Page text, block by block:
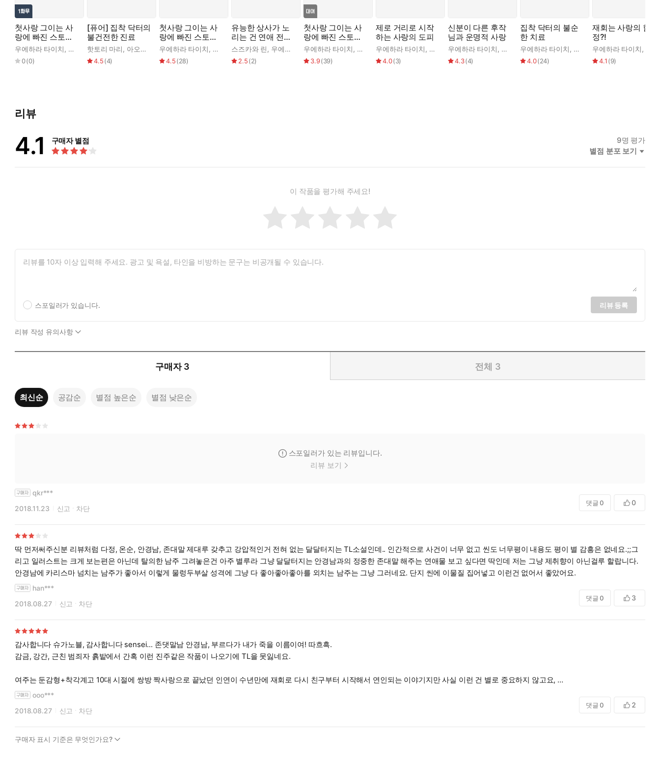
“리리카. 저는 당신의 마음에 욕정 하는 거예요. 화장하든 안 하든, 후와 리리카라는 여자가 절 이렇게 만든다는 걸 기억해 주세요.”
마코토의 목소리에, 표정에, 흐트러진 와이셔츠와 느슨하게 풀린 넥타이에 색향이 듬뿍 묻어 나왔다.
리리카는 마지막 저항을 하듯 입을 열었다.
“하다못해……안경이라도 벗어 줘……!”
연인이 이런 자신을 귀여워한다니 믿어지지 않는다.
하지만 마코토는 녹아내릴 듯한 미소를 지으며 ‘귀여워요, 리리카.’ 하고 속삭였다.
“절 미치게 만드는 사람은 당신뿐이에요.”
그녀의 비밀을 알고 있는 유일한 사람은, 삼 년 전에 우연히 재회한 마코토뿐이었다.
그 누구에게도 절대 보여 주지 않던 리리카의 쌩얼이었지만, 결국 남자친구에게 들켜 차이고 말았다.
슈가 노블 SUGAR NOVEL
첫사랑 그이는 사
랑에 빠진 스토
커?! [스크롤]
우에하라 타이치, 카스카베 코미토,난고쿠 파인
0(0)
[퓨어] 집착 닥터의
불건전한 진료
핫토리 마리, 아오이 치즈 ,우에하라 타이치
4.5(4)
첫사랑 그이는 사
랑에 빠진 스토
커?!
우에하라 타이치, 카스카베 코미토,난고쿠 파인
4.5(28)
유능한 상사가 노
리는 건 연애 전력
외 신데렐라
스즈카와 린, 우에하라 타이치 ,현노을
2.5(2)
첫사랑 그이는 사
랑에 빠진 스토
커?!
우에하라 타이치, 카스카베 코미토,난고쿠 파인
3.9(39)
제로 거리로 시작
하는 사랑의 도피
우에하라 타이치, 아소 미카리,이나율
4.0(3)
신분이 다른 후작
님과 운명적 사랑
우에하라 타이치, 하야세 쿄코,이나율
4.3(4)
집착 닥터의 불순
한 치료
우에하라 타이치, 아오이 치즈,이혜인
4.0(24)
재회는 사랑의 함
정?!
우에하라 타이치,
4.1(9)
리뷰
4.1 구매자 별점 9명 평가
별점 분포 보기
이 작품을 평가해 주세요!
스포일러가 있습니다. 리뷰 등록
리뷰 작성 유의사항
구매자 3 전체 3
최신순 공감순 별점 높은순 별점 낮은순
스포일러가 있는 리뷰입니다.
리뷰 보기
qkr***
2018.11.23
신고 차단
댓글 0 0
딱 먼저써주신분 리뷰처럼 다정, 온순, 안경남, 존대말 제대루 갖추고 강압적인거 전혀 없는 달달터지는 TL소설인데.. 인간적으로 사건이 너무 없고 씬도 너무평이 내용도 평이 별 감흥은 없네요.;;그
리고 일러스트는 크게 보는편은 아닌데 탈의한 남주 그려놓은건 아주 별루라 그냥 달달터지는 안경남과의 정중한 존대말 해주는 연애물 보고 싶다면 딱인데 저는 그냥 제취향이 아닌걸루 할랍니다.
안경남에 카리스마 넘치는 남주가 좋아서 이렇게 물렁두부살 성격에 그냥 다 좋아좋아좋아를 외치는 남주는 그냥 그러네요. 단지 씬에 이물질 집어넣고 이런건 없어서 좋았어요.
han***
2018.08.27
신고 차단
댓글 0 3
감사합니다 슈가노블, 감사합니다 sensei... 존댓말남 안경남, 부르다가 내가 죽을 이름이여! 따흐흑.
감금, 강간, 근친 범죄자 흙밭에서 간혹 이런 진주같은 작품이 나오기에 TL을 못잃네요.
여주는 둔감형+착각계고 10대 시절에 쌍방 짝사랑으로 끝났던 인연이 수년만에 재회로 다시 친구부터 시작해서 연인되는 이야기지만 사실 이런 건 별로 중요하지 않고요,
안경+온순+존댓말남 좋아하시면 꼭 읽어보세요.
씬도 꽤 많은데 지루하지 않아요. n년간 19금 소설을 밥먹듯이 읽어온 욕망의 항아리인 제가 보증함.
그리고 온순남 나오는 가벼운 TL 읽고싶은분께 이 작가님의 전작 ‘사랑스러운 쓰레기를 주웠습니다’도 추천드립니다. 이 작가님이 근친물 집필 그만두고 온순조신안경존댓말남 나오는 글만 60311개
ooo***
2018.08.27
신고 차단
댓글 0 2
구매자 표시 기준은 무엇인가요?